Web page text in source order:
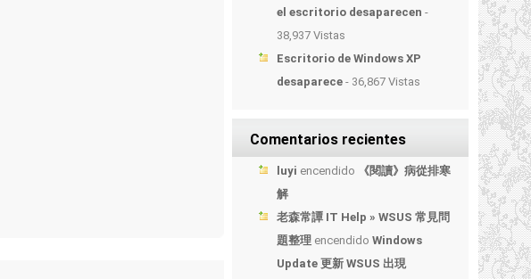
el escritorio desaparecen -
38,937 Vistas
Escritorio de Windows XP
desaparece - 36,867 Vistas
Comentarios recientes
luyi encendido
《閱讀》病從排寒
解
老森常譚 IT Help » WSUS 常見問
題整理 encendido Windows
Update 更新 WSUS 出現